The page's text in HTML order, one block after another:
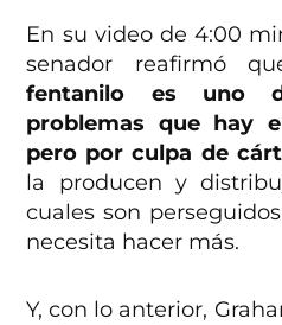
En su video de 4:00
senador reafirmó
fentanilo es uno
problemas que hay
pero por culpa de
la producen y
cuales son
necesita hacer más.
Y, con lo anterior,